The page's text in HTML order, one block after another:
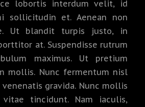
lobortis interdum velit, id
sollicitudin et. Aenean non
Ut blandit turpis justo, in
at. Suspendisse rutrum
maximus. Ut pretium
mollis. Nunc fermentum nisl
gravida. Nunc mollis
tincidunt. Nam iaculis,